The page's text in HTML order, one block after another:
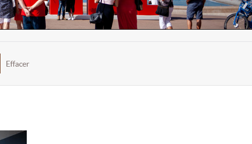
Effacer